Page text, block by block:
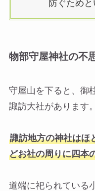
防ぐためと
物部守屋神社の不
守屋山を下ると、御
諏訪大社があります。
諏訪地方の神社はほ
どお社の周りに四本
道端に祀られている